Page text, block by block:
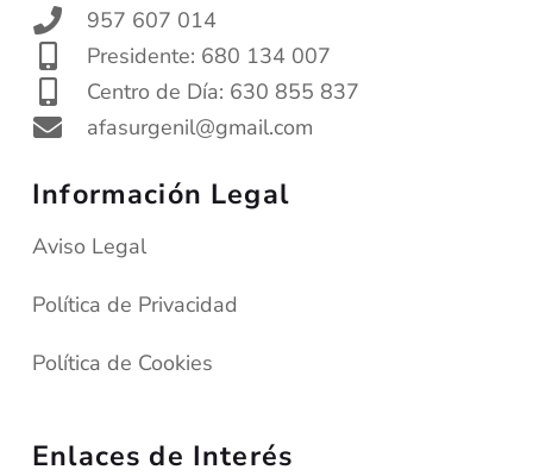
957 607 014
Presidente: 680 134 007
Centro de Día: 630 855 837
afasurgenil@gmail.com
Información Legal
Aviso Legal
Política de Privacidad
Política de Cookies
Enlaces de Interés